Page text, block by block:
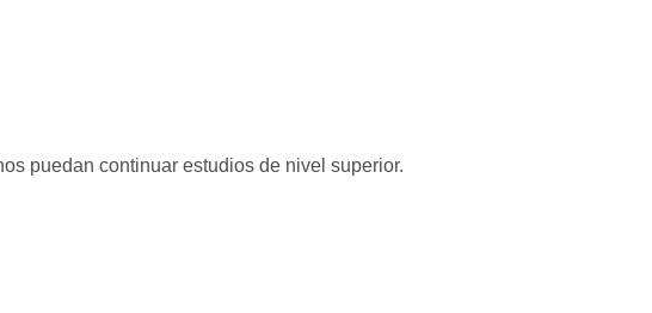
puedan continuar estudios de nivel superior.